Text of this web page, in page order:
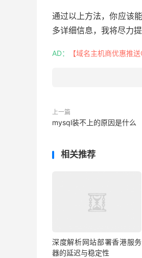
通过以上方法，你应该
多详细信息，我将尽力
AD： 【域名主机商优惠推送
上一篇
mysql装不上的原因是什么
相关推荐
深度解析网站部署香港服务
器的延迟与稳定性